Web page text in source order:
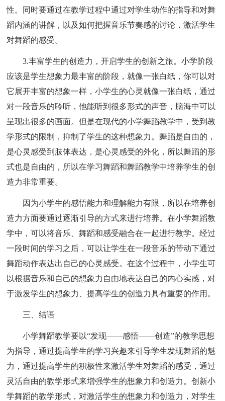
性。同时要通过在教学过程中通过对学生动作的指导和对舞
蹈内涵的讲解，以及如何把握音乐节奏感的讨论，激活学生
对舞蹈的感受。
3.丰富学生的创造力，开启学生的创新之旅。小学阶段
应该是学生想象力最丰富的阶段，就像一张白纸，你可以对
它展开丰富的想象一样，小学生的心灵就像一张白纸，通过
对一段音乐的聆听，他能听到很多形式的声音，脑海中可以
呈现出很多的画面。但是在现代的小学舞蹈教学中，受到教
学形式的限制，抑制了学生的这种想象力。舞蹈是自由的，
是心灵感受到肢体表达，是心灵感受的外化，所以舞蹈的形
式也是自由的，所以在学习舞蹈和舞蹈教学中培养学生的创
造力非常重要。
因为小学生的感悟能力和理解能力有限，所以在培养创
造力方面要通过逐渐引导的方式来进行培养。在小学舞蹈教
学中，可以将音乐、舞蹈和感受融合在一起进行教学。经过
一段时间的学习之后，可以让学生在一段音乐的带动下通过
舞蹈动作表达出自己的心灵感受。在这个过程中，小学生可
以根据音乐和自己的想象力自由地表达自己的内心实感，对
于激发学生的想象力、提高学生的创造力具有重要的作用。
三、结语
小学舞蹈教学要以“发现――感悟――创造”的教学思想
为指导，通过提高学生的学习兴趣来引导学生发现舞蹈的魅
力，通过提高学生的积极性来激活学生对舞蹈的感受，通过
灵活自由的教学形式来增强学生的想象力和创造力。创新小
学舞蹈的教学形式，对激活学生的想象力和创造力，对学生